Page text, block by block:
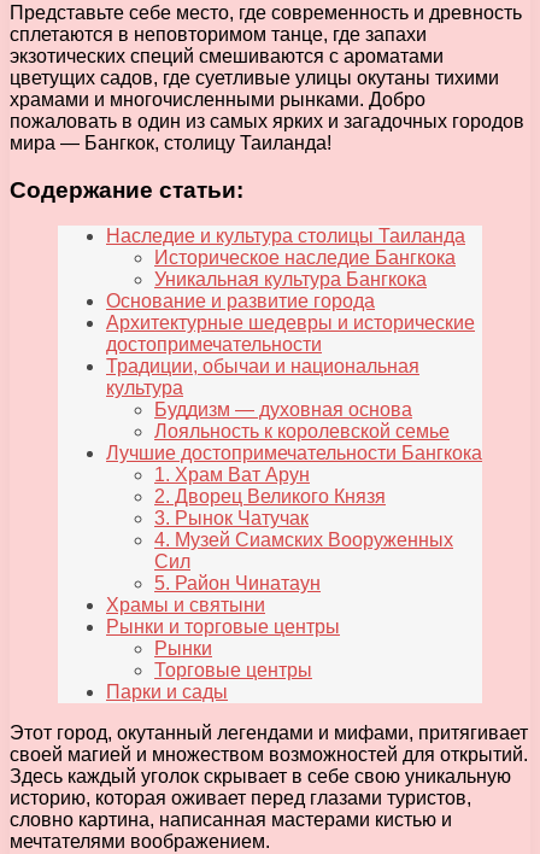
Представьте себе место, где современность и древность
сплетаются в неповторимом танце, где запахи
экзотических специй смешиваются с ароматами
цветущих садов, где суетливые улицы окутаны тихими
храмами и многочисленными рынками. Добро
пожаловать в один из самых ярких и загадочных городов
мира — Бангкок, столицу Таиланда!
Содержание статьи:
Наследие и культура столицы Таиланда
Историческое наследие Бангкока
Уникальная культура Бангкока
Основание и развитие города
Архитектурные шедевры и исторические
достопримечательности
Традиции, обычаи и национальная
культура
Буддизм — духовная основа
Лояльность к королевской семье
Лучшие достопримечательности Бангкока
1. Храм Ват Арун
2. Дворец Великого Князя
3. Рынок Чатучак
4. Музей Сиамских Вооруженных
Сил
5. Район Чинатаун
Храмы и святыни
Рынки и торговые центры
Рынки
Торговые центры
Парки и сады
Этот город, окутанный легендами и мифами, притягивает
своей магией и множеством возможностей для открытий.
Здесь каждый уголок скрывает в себе свою уникальную
историю, которая оживает перед глазами туристов,
словно картина, написанная мастерами кистью и
мечтателями воображением.